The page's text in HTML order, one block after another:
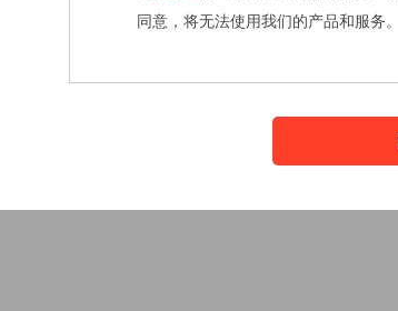
同意，将无法使用我们的产品和服务。